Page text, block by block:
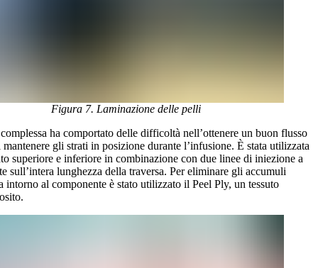
Figura 7. Laminazione delle pelli
ha comportato delle difficoltà nell’ottenere un buon flusso
mantenere gli strati in posizione durante l’infusione. È stata utilizzata
superiore e inferiore in combinazione con due linee di iniezione a
sull’intera lunghezza della traversa. Per eliminare gli accumuli
intorno al componente è stato utilizzato il Peel Ply, un tessuto